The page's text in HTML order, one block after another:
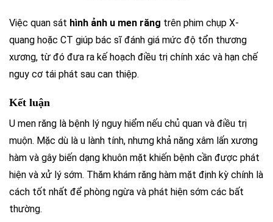
Việc quan sát hình ảnh u men răng trên phim chụp X-
quang hoặc CT giúp bác sĩ đánh giá mức độ tổn thương
xương, từ đó đưa ra kế hoạch điều trị chính xác và hạn chế
nguy cơ tái phát sau can thiệp.
Kết luận
U men răng là bệnh lý nguy hiểm nếu chủ quan và điều trị
muộn. Mặc dù là u lành tính, nhưng khả năng xâm lấn xương
hàm và gây biến dạng khuôn mặt khiến bệnh cần được phát
hiện và xử lý sớm. Thăm khám răng hàm mặt định kỳ chính là
cách tốt nhất để phòng ngừa và phát hiện sớm các bất
thường.